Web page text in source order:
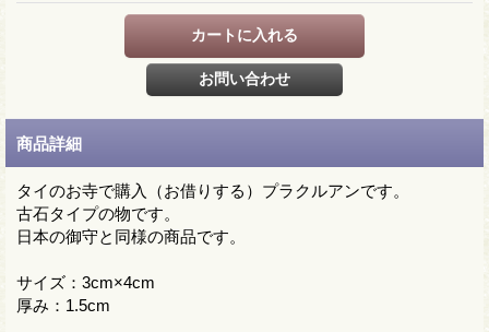
商品詳細
タイのお寺で購入（お借りする）プラクルアンです。
古石タイプの物です。
日本の御守と同様の商品です。
サイズ：3cm×4cm
厚み：1.5cm